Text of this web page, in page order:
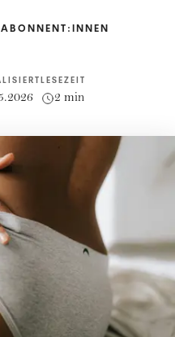
LESEZEIT
2 min